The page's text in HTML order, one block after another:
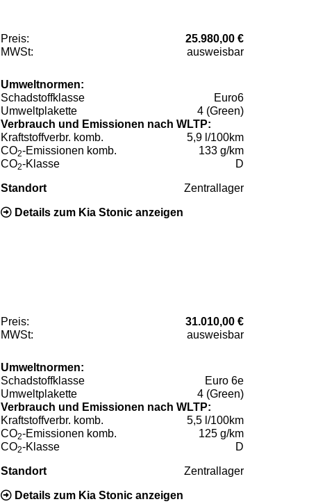
Preis:
25.980,00 €
MWSt:
ausweisbar
Umweltnormen:
Schadstoffklasse
Euro6
Umweltplakette
4 (Green)
Verbrauch und Emissionen nach WLTP:
Kraftstoffverbr. komb.
5,9 l/100km
CO2-Emissionen komb.
133 g/km
CO2-Klasse D
Standort Zentrallager
Details zum Kia Stonic anzeigen
Preis:
31.010,00 €
MWSt:
ausweisbar
Umweltnormen:
Schadstoffklasse
Euro 6e
Umweltplakette
4 (Green)
Verbrauch und Emissionen nach WLTP:
Kraftstoffverbr. komb.
5,5 l/100km
CO2-Emissionen komb.
125 g/km
CO2-Klasse D
Standort Zentrallager
Details zum Kia Stonic anzeigen